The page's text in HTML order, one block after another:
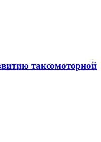
таксомоторной